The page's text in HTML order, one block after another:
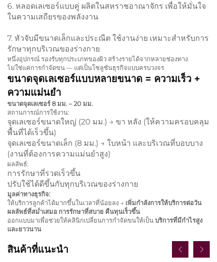
6. หลอดเลเซอร์แบบคู่ ผลิตในสหราชอาณาจักร เพื่อให้มั่นใจ
ในความเสถียรของพลังงาน
7. หัวจับมีขนาดเล็กและประณีต ใช้งานง่าย เหมาะสำหรับการ
รักษาทุกบริเวณของร่างกาย
หนึ่งอุปกรณ์ รองรับทุกประเภทของผิว สร้างรายได้จากหลายช่องทาง
ไม่ใช่แค่การกำจัดขน — แต่เป็นโซลูชันธุรกิจแบบครบวงจร
ขนาดจุดเลเซอร์แบบหลายขนาด = ความเร็ว +
ความแม่นยำ
ขนาดจุดเลเซอร์ 8 มม. – 20 มม.
สถานการณ์การใช้งาน:
จุดเลเซอร์ขนาดใหญ่ (20 มม.) → ขา หลัง (ให้ความครอบคลุม
พื้นที่ได้เร็วขึ้น)
จุดเลเซอร์ขนาดเล็ก (8 มม.) → ใบหน้า และบริเวณที่บอบบาง
(งานที่ต้องการความแม่นยำสูง)
ผลลัพธ์:
การรักษาที่รวดเร็วขึ้น
ปรับใช้ได้ดีขึ้นกับทุกบริเวณของร่างกาย
มูลค่าทางธุรกิจ:
ให้บริการลูกค้าได้มากขึ้นในเวลาที่น้อยลง → เพิ่มกำลังการให้บริการต่อวัน
ผลลัพธ์ที่สม่ำเสมอ การรักษาที่สบาย คืนทุนเร็วขึ้น
ออกแบบมาเพื่อช่วยให้คลินิกเปลี่ยนการกำจัดขนให้เป็นบริการที่มีกำไรสูง
และยาวนาน
สินค้าที่แนะนำ